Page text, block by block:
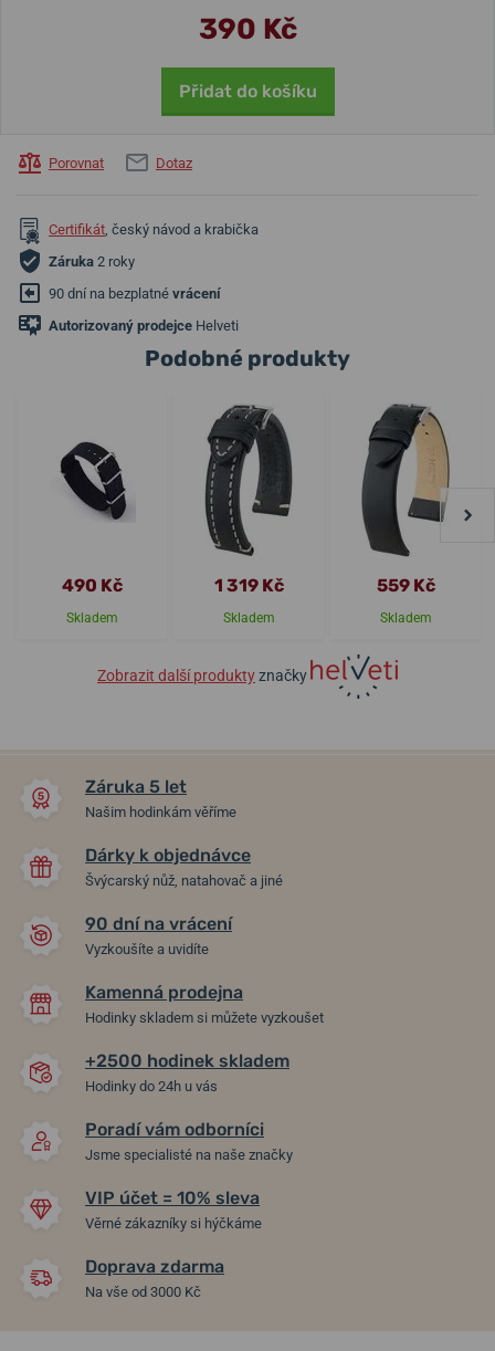
390 Kč
Přidat do košíku
Porovnat Dotaz
Certifikát, český návod a krabička
Záruka 2 roky
90 dní na bezplatné vrácení
Autorizovaný prodejce Helveti
Podobné produkty
490 Kč
Skladem
1 319 Kč
Skladem
559 Kč
Skladem
Zobrazit další produktyznačky
Záruka 5 let
Našim hodinkám věříme
Dárky k objednávce
Švýcarský nůž, natahovač a jiné
90 dní na vrácení
Vyzkoušíte a uvidíte
Kamenná prodejna
Hodinky skladem si můžete vyzkoušet
+2500 hodinek skladem
Hodinky do 24h u vás
Poradí vám odborníci
Jsme specialisté na naše značky
VIP účet = 10% sleva
Věrné zákazníky si hýčkáme
Doprava zdarma
Na vše od 3000 Kč